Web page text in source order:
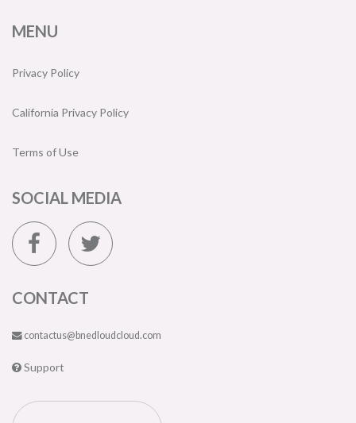
MENU
Privacy Policy
California Privacy Policy
Terms of Use
SOCIAL MEDIA
CONTACT
contactus@bnedloudcloud.com
Support